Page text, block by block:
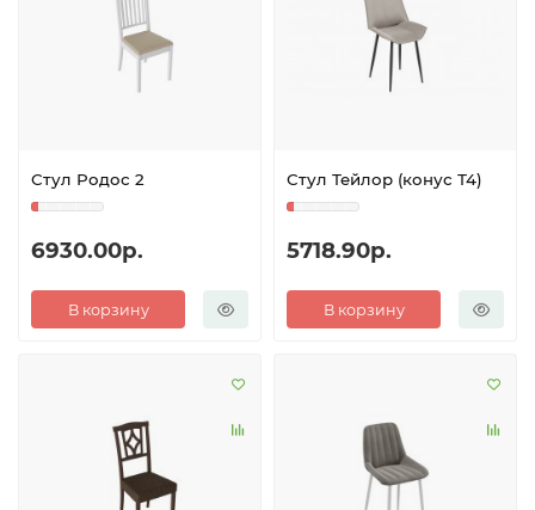
Стул Родос 2
6930.00р.
В корзину
Стул Тейлор (конус Т4)
5718.90р.
В корзину